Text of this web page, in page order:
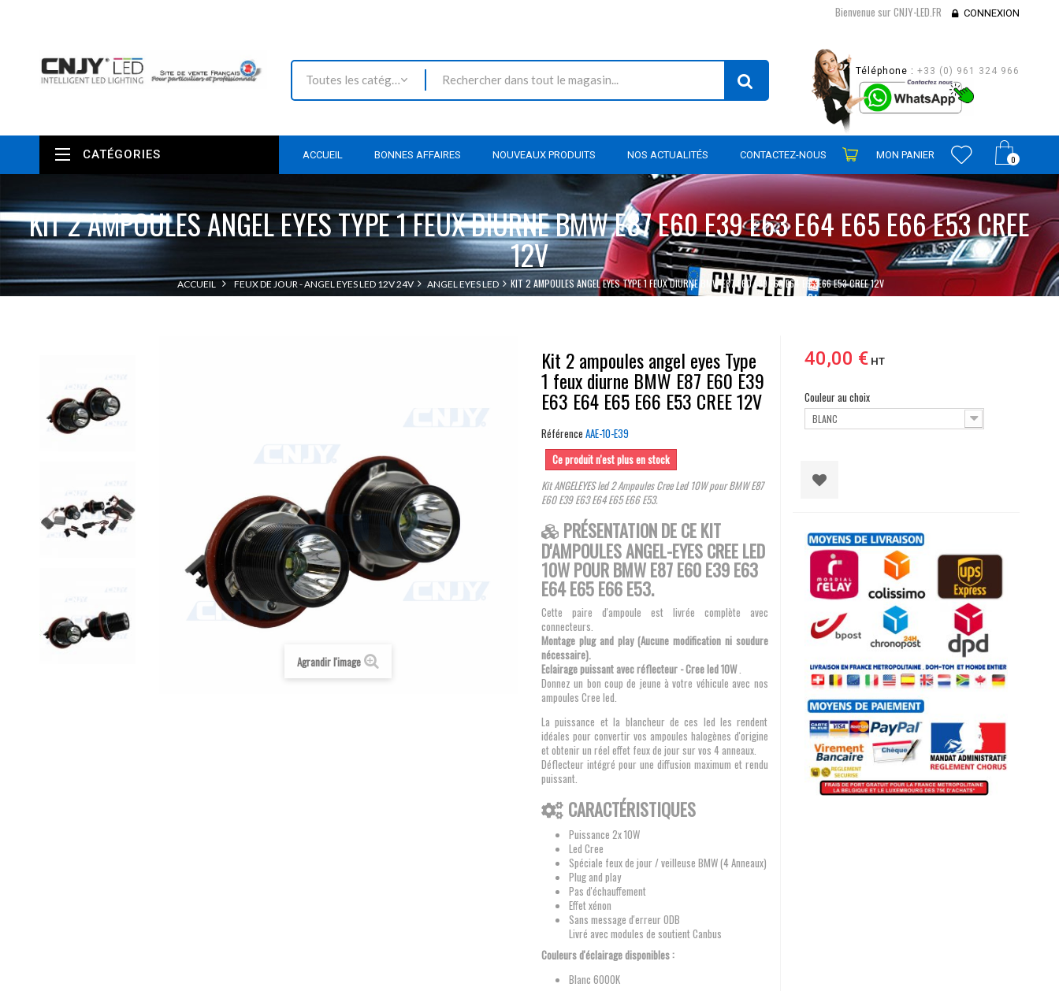
Bienvenue sur CNJY-LED.FR CONNEXION
Toutes les catégories
Téléphone : +33 (0) 961 324 966
0
ACCUEIL BONNES AFFAIRES NOUVEAUX PRODUITS NOS ACTUALITÉS CONTACTEZ-NOUS MON PANIER
CATÉGORIES
KIT 2 AMPOULES ANGEL EYES TYPE 1 FEUX DIURNE BMW E87 E60 E39 E63 E64 E65 E66 E53 CREE
12V
ACCUEIL FEUX DE JOUR - ANGEL EYES LED 12V 24V ANGEL EYES LED KIT 2 AMPOULES ANGEL EYES TYPE 1 FEUX DIURNE BMW E87 E60 E39 E63 E64 E65 E66 E53 CREE 12V
Agrandir l'image
Kit 2 ampoules angel eyes Type
1 feux diurne BMW E87 E60 E39
E63 E64 E65 E66 E53 CREE 12V
Référence AAE-10-E39
Ce produit n'est plus en stock
Kit ANGELEYES led 2 Ampoules Cree Led 10W pour BMW E87
E60 E39 E63 E64 E65 E66 E53.
PRÉSENTATION DE CE KIT
D'AMPOULES ANGEL-EYES CREE LED
10W POUR BMW E87 E60 E39 E63
E64 E65 E66 E53.
Cette paire d'ampoule est livrée complète avec
connecteurs.
Montage plug and play (Aucune modification ni soudure
nécessaire).
Eclairage puissant avec réflecteur - Cree led 10W.
Donnez un bon coup de jeune à votre véhicule avec nos
ampoules Cree led.
La puissance et la blancheur de ces led les rendent
idéales pour convertir vos ampoules halogènes d'origine
et obtenir un réel effet feux de jour sur vos 4 anneaux.
Déflecteur intégré pour une diffusion maximum et rendu
puissant.
CARACTÉRISTIQUES
Puissance 2x 10W
Led Cree
Spéciale feux de jour / veilleuse BMW (4 Anneaux)
Plug and play
Pas d'échauffement
Effet xénon
Sans message d'erreur ODB
Livré avec modules de soutient Canbus
Couleurs d'éclairage disponibles :
Blanc 6000K
40,00 €HT
Couleur au choix
BLANC